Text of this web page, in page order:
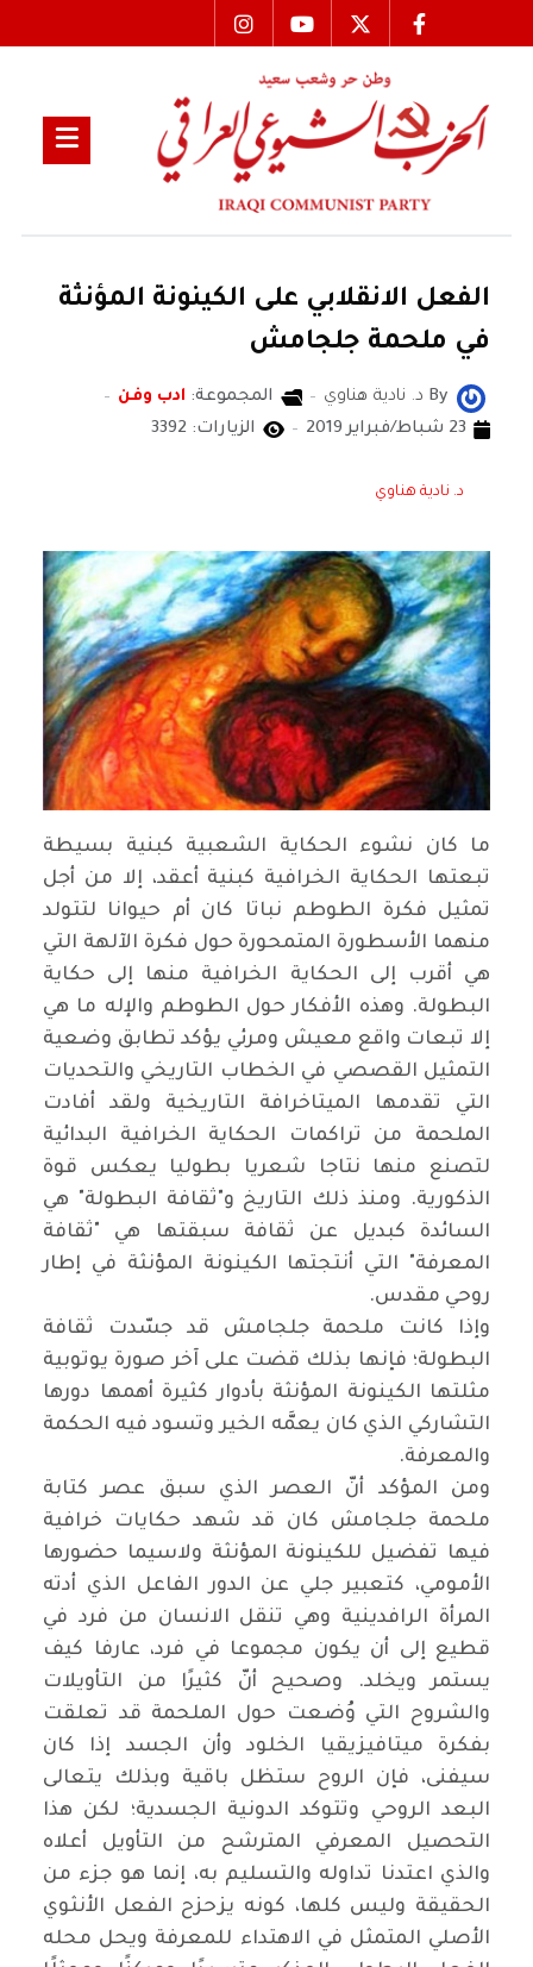
الفعل الانقلابي على الكينونة المؤنثة
في ملحمة جلجامش
By د. نادية هناوي المجموعة: ادب وفن
23 شباط/فبراير 2019
الزيارات: 3392
د. نادية هناوي
ما كان نشوء الحكاية الشعبية كبنية بسيطة
تبعتها الحكاية الخرافية كبنية أعقد، إلا من أجل
تمثيل فكرة الطوطم نباتا كان أم حيوانا لتتولد
منهما الأسطورة المتمحورة حول فكرة الآلهة التي
هي أقرب إلى الحكاية الخرافية منها إلى حكاية
البطولة. وهذه الأفكار حول الطوطم والإله ما هي
إلا تبعات واقع معيش ومرئي يؤكد تطابق وضعية
التمثيل القصصي في الخطاب التاريخي والتحديات
التي تقدمها الميتاخرافة التاريخية ولقد أفادت
الملحمة من تراكمات الحكاية الخرافية البدائية
لتصنع منها نتاجا شعريا بطوليا يعكس قوة
الذكورية. ومنذ ذلك التاريخ و"ثقافة البطولة" هي
السائدة كبديل عن ثقافة سبقتها هي "ثقافة
المعرفة" التي أنتجتها الكينونة المؤنثة في إطار
روحي مقدس.
وإذا كانت ملحمة جلجامش قد جسّدت ثقافة
البطولة؛ فإنها بذلك قضت على آخر صورة يوتوبية
مثلتها الكينونة المؤنثة بأدوار كثيرة أهمها دورها
التشاركي الذي كان يعمَّه الخير وتسود فيه الحكمة
والمعرفة.
ومن المؤكد أنّ العصر الذي سبق عصر كتابة
ملحمة جلجامش كان قد شهد حكايات خرافية
فيها تفضيل للكينونة المؤنثة ولاسيما حضورها
الأمومي، كتعبير جلي عن الدور الفاعل الذي أدته
المرأة الرافدينية وهي تنقل الانسان من فرد في
قطيع إلى أن يكون مجموعا في فرد، عارفا كيف
يستمر ويخلد. وصحيح أنّ كثيرًا من التأويلات
والشروح التي وُضعت حول الملحمة قد تعلقت
بفكرة ميتافيزيقيا الخلود وأن الجسد إذا كان
سيفنى، فإن الروح ستظل باقية وبذلك يتعالى
البعد الروحي وتتوكد الدونية الجسدية؛ لكن هذا
التحصيل المعرفي المترشح من التأويل أعلاه
والذي اعتدنا تداوله والتسليم به، إنما هو جزء من
الحقيقة وليس كلها، كونه يزحزح الفعل الأنثوي
الأصلي المتمثل في الاهتداء للمعرفة ويحل محله